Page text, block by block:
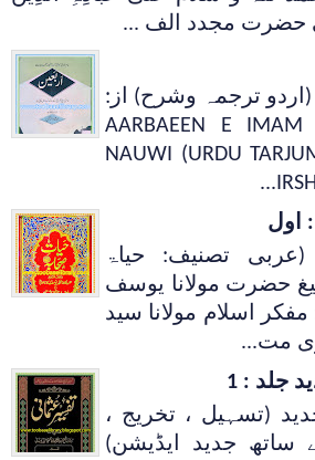
حضرت مجدد الف ...
(اردو ترجمہ وشرح) از:
ارشاد الرحمن AARBAEEN E IMAM
NAUWI (URDU
اول
تصنیف: حیاۃ
حضرت مولانا یوسف
اسلام مولانا سید
مت...
جلد : 1
(تسہیل ، تخریج ،
ساتھ جدید ایڈیشن)